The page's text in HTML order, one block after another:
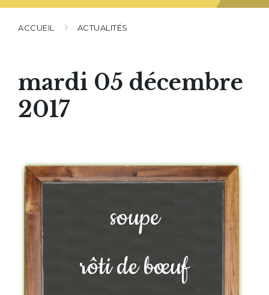
ACCUEIL ACTUALITÉS
mardi 05 décembre
2017
soupe
rôti de bœuf